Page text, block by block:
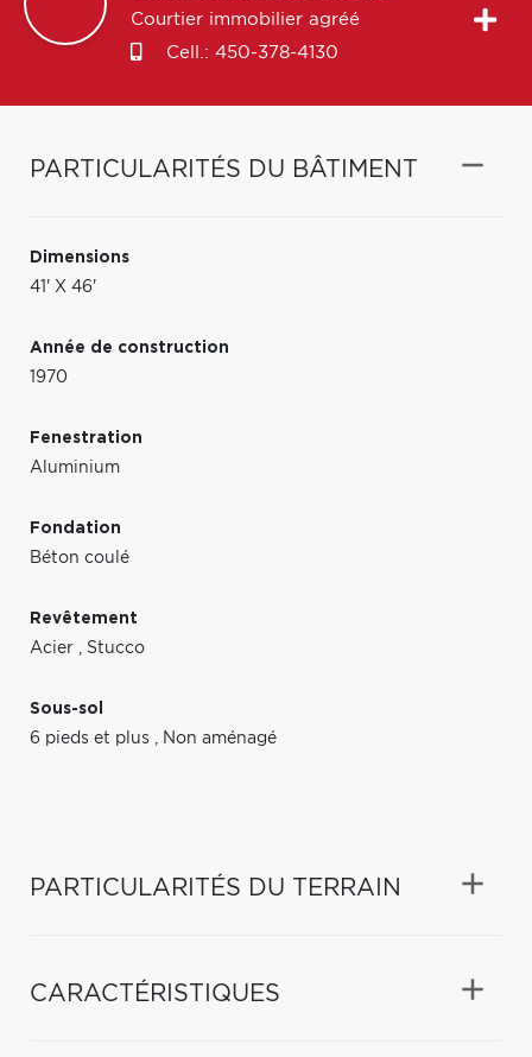
Courtier immobilier agréé
Cell.: 450-378-4130
PARTICULARITÉS DU BÂTIMENT
Dimensions
41' X 46'
Année de construction
1970
Fenestration
Aluminium
Fondation
Béton coulé
Revêtement
Acier
Stucco
Sous-sol
6 pieds et plus
Non aménagé
PARTICULARITÉS DU TERRAIN
CARACTÉRISTIQUES